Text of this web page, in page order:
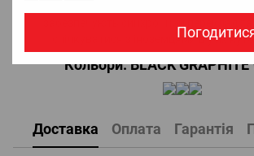
спілкуватися з іноземцями в усіх
Кольори: BLACK
Доставка Оплата Гарантія